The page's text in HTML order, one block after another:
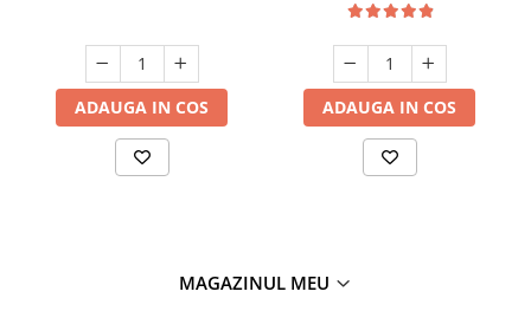
ADAUGA IN COS ADAUGA IN COS
MAGAZINUL MEU